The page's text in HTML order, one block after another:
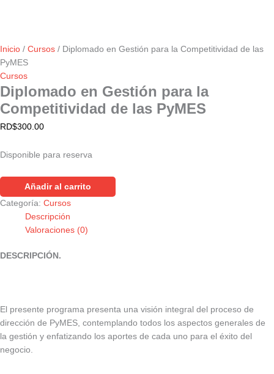
Inicio / Cursos / Diplomado en Gestión para la Competitividad de las
PyMES
Cursos
Diplomado en Gestión para la
Competitividad de las PyMES
RD$300.00
Disponible para reserva
Añadir al carrito
Categoría: Cursos
Descripción
Valoraciones (0)
DESCRIPCIÓN.
El presente programa presenta una visión integral del proceso de
dirección de PyMES, contemplando todos los aspectos generales de
la gestión y enfatizando los aportes de cada uno para el éxito del
negocio.